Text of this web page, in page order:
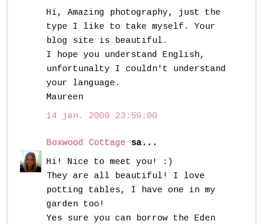
Hi, Amazing photography, just the
type I like to take myself. Your
blog site is beautiful.
I hope you understand English,
unfortunalty I couldn't understand
your language.
Maureen
14 jan. 2009 23:59:00
Boxwood Cottage sa...
Hi! Nice to meet you! :)
They are all beautiful! I love
potting tables, I have one in my
garden too!
Yes sure you can borrow the Eden